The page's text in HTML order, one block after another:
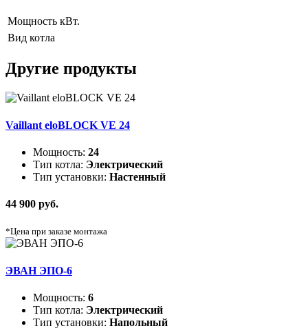
Мощность кВт.
Вид котла
Другие продукты
Vaillant eloBLOCK VE 24
Мощность: 24
Тип котла: Электрический
Тип установки: Настенный
44 900 руб.
*Цена при заказе монтажа
ЭВАН ЭПО-6
Мощность: 6
Тип котла: Электрический
Тип установки: Напольный